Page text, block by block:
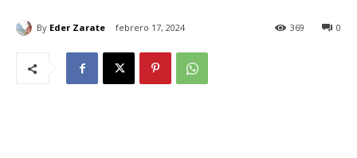
By Eder Zarate febrero 17, 2024 0
369